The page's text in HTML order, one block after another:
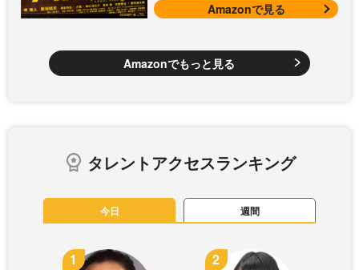
Amazonで見る
Amazonでもっと見る
タレントアクセスランキング
今日 週間